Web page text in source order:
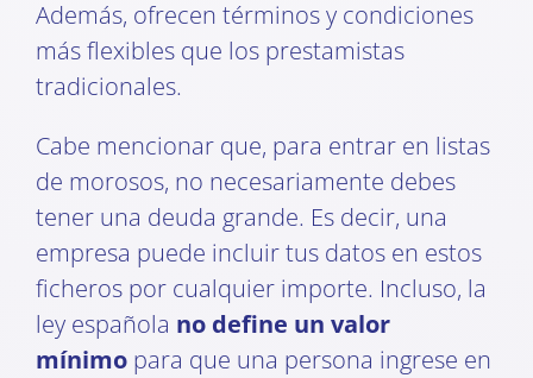
Además, ofrecen términos y condiciones
más flexibles que los prestamistas
tradicionales.
Cabe mencionar que, para entrar en listas
de morosos, no necesariamente debes
tener una deuda grande. Es decir, una
empresa puede incluir tus datos en estos
ficheros por cualquier importe. Incluso, la
ley española no define un valor
mínimopara que una persona ingrese en